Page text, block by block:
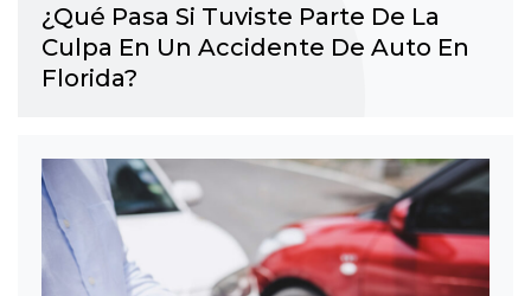
¿Qué Pasa Si Tuviste Parte De La
Culpa En Un Accidente De Auto En
Florida?